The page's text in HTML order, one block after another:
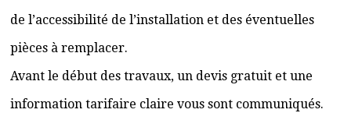
de l’accessibilité de l’installation et des éventuelles
pièces à remplacer.
Avant le début des travaux, un devis gratuit et une
information tarifaire claire vous sont communiqués.